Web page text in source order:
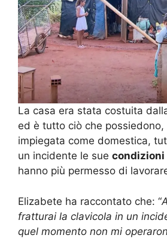
La casa era stata costuita
ed è tutto ciò che possiedono,
impiegata come domestica,
un incidente le sue condizioni
hanno più permesso di
Elizabete ha raccontato che: “
fratturai la clavicola in un
quel momento non mi